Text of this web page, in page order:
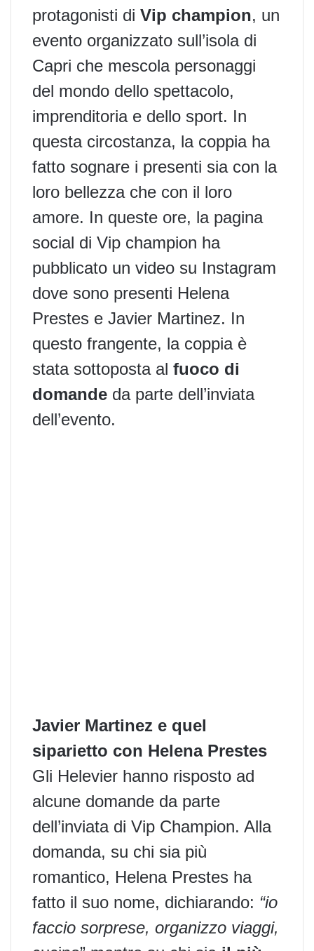
protagonisti di Vip champion, un
evento organizzato sull’isola di
Capri che mescola personaggi
del mondo dello spettacolo,
imprenditoria e dello sport. In
questa circostanza, la coppia ha
fatto sognare i presenti sia con la
loro bellezza che con il loro
amore. In queste ore, la pagina
social di Vip champion ha
pubblicato un video su Instagram
dove sono presenti Helena
Prestes e Javier Martinez. In
questo frangente, la coppia è
stata sottoposta al fuoco di
domande da parte dell’inviata
dell’evento.
Javier Martinez e quel
siparietto con Helena Prestes
Gli Helevier hanno risposto ad
alcune domande da parte
dell’inviata di Vip Champion. Alla
domanda, su chi sia più
romantico, Helena Prestes ha
fatto il suo nome, dichiarando: “io
faccio sorprese, organizzo viaggi,